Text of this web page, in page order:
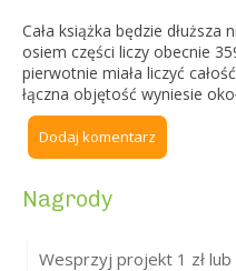
Cała książka będzie dłuższa
osiem części liczy obecnie
pierwotnie miała liczyć
łączna objętość wyniesie
Dodaj komentarz
Nagrody
Wesprzyj projekt 1 zł